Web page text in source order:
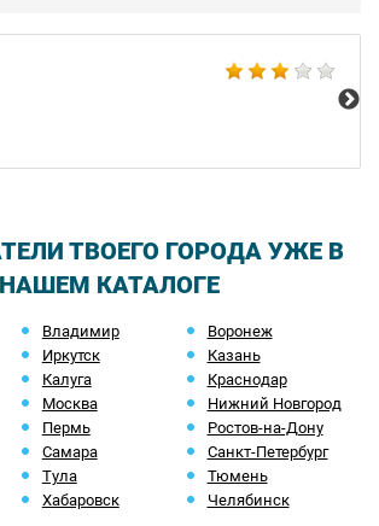
ТВОЕГО ГОРОДА УЖЕ В
НАШЕМ КАТАЛОГЕ
Владимир
Воронеж
Иркутск
Казань
Калуга
Краснодар
Москва
Нижний Новгород
Пермь
Ростов-на-Дону
Самара
Санкт-Петербург
Тула
Тюмень
Хабаровск Челябинск